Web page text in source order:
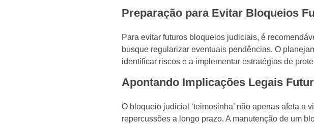
Preparação para Evitar Bloqueios
Para evitar futuros bloqueios judiciais, é
busque regularizar eventuais pendências. O
identificar riscos e a implementar estratégias de
Apontando Implicações Legais
O bloqueio judicial ‘teimosinha’ não apenas afeta a
repercussões a longo prazo. A manutenção de um